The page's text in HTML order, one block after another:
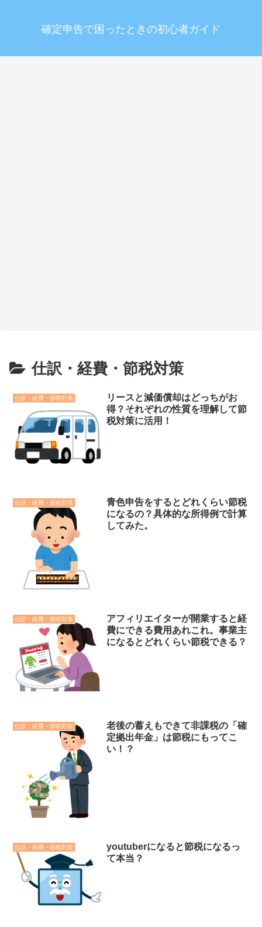
確定申告で困ったときの初心者ガイド
仕訳・経費・節税対策
仕訳・経費・節税対策
リースと減価償却はどっちがお
得？それぞれの性質を理解して節
税対策に活用！
仕訳・経費・節税対策
青色申告をするとどれくらい節税
になるの？具体的な所得例で計算
してみた。
仕訳・経費・節税対策
アフィリエイターが開業すると経
費にできる費用あれこれ。事業主
になるとどれくらい節税できる？
仕訳・経費・節税対策
老後の蓄えもできて非課税の「確
定拠出年金」は節税にもってこ
い！？
仕訳・経費・節税対策
youtuberになると節税になるっ
て本当？